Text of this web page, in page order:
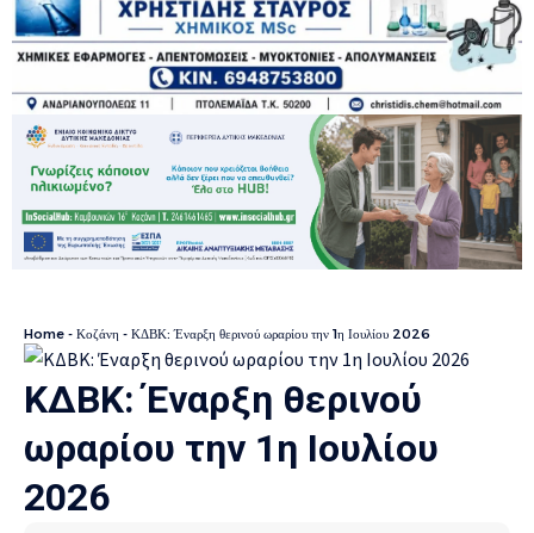
Home - Κοζάνη - ΚΔΒΚ: Έναρξη θερινού ωραρίου την 1η Ιουλίου 2026
ΚΔΒΚ: Έναρξη θερινού
ωραρίου την 1η Ιουλίου
2026